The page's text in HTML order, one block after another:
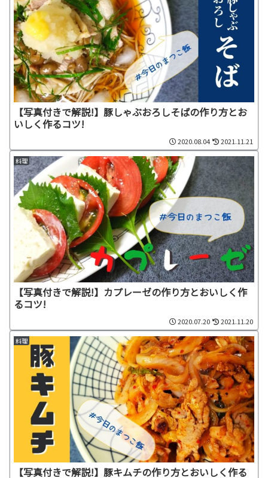
【写真付きで解説!】豚しゃぶおろしそばの作り方とお
いしく作るコツ!
2020.08.04 2021.11.21
料理
【写真付きで解説!】カプレーゼの作り方とおいしく作
るコツ!
2020.07.20 2021.11.20
料理
【写真付きで解説!】豚キムチの作り方とおいしく作る